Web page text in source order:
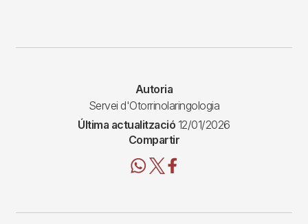
Autoria
Servei d'Otorrinolaringologia
Última actualització 12/01/2026
Compartir